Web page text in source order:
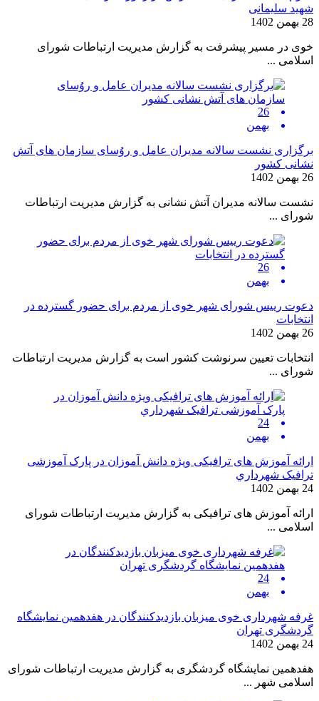
شهید سلیمانی
28 بهمن 1402
خوی در مسیر پیشرفت به گزارش مدیریت ارتباطات شورای
اسلامی ...
26
بهمن
برگزاری نشست سالانه مدیران عامل و روُسای سازمان های آتش
نشانی کشور
26 بهمن 1402
نشست سالانه مدیران آتش نشانی به گزارش مدیریت ارتباطات
شورای ...
26
بهمن
دعوت رییس شورای شهر خوی از مردم برای حضور گسترده در
انتخابات
26 بهمن 1402
انتخابات تعیین سرنوشت کشور است به گزارش مدیریت ارتباطات
شورای ...
24
بهمن
ارائه آموزش های ترافیکی ویژه دانش آموزان در پارک آموزشی
ترافیک شهرداري
24 بهمن 1402
ارائه آموزش های ترافیکی به گزارش مدیریت ارتباطات شورای
اسلامی ...
24
بهمن
غرفه شهرداری خوی میزبان بازدیدکنندگان در هفدهمین نمایشگاه
گردشگری تهران
24 بهمن 1402
هفدهمین نمایشگاه گردشگری به گزارش مدیریت ارتباطات شورای
اسلامی شهر ...